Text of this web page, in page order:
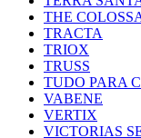
THE
TRACTA
TRIOX
TRUSS
TUDO PARA
VABENE
VERTIX
VICTORIAS